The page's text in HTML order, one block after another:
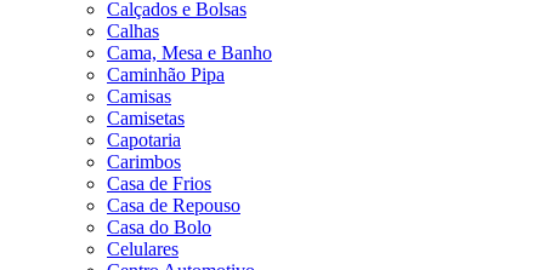
Calçados e Bolsas
Calhas
Cama, Mesa e Banho
Caminhão Pipa
Camisas
Camisetas
Capotaria
Carimbos
Casa de Frios
Casa de Repouso
Casa do Bolo
Celulares